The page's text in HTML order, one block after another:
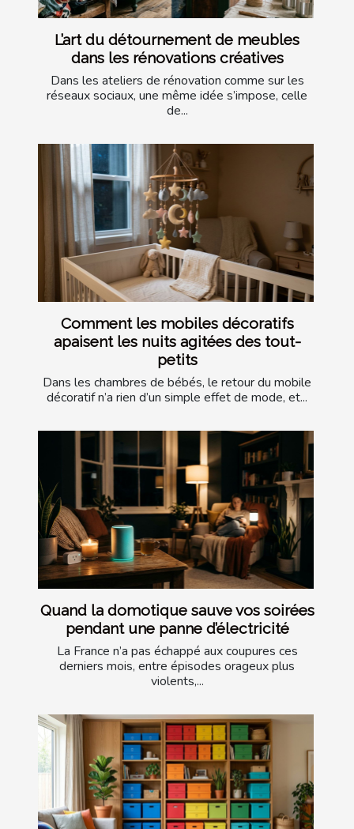
L’art du détournement de meubles
dans les rénovations créatives
Dans les ateliers de rénovation comme sur les
réseaux sociaux, une même idée s’impose, celle
de...
Comment les mobiles décoratifs
apaisent les nuits agitées des tout-
petits
Dans les chambres de bébés, le retour du mobile
décoratif n’a rien d’un simple effet de mode, et...
Quand la domotique sauve vos soirées
pendant une panne d’électricité
La France n’a pas échappé aux coupures ces
derniers mois, entre épisodes orageux plus
violents,...